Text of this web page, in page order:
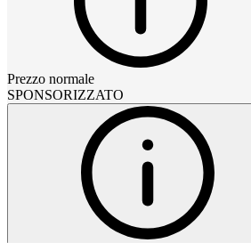
Prezzo normale
SPONSORIZZATO